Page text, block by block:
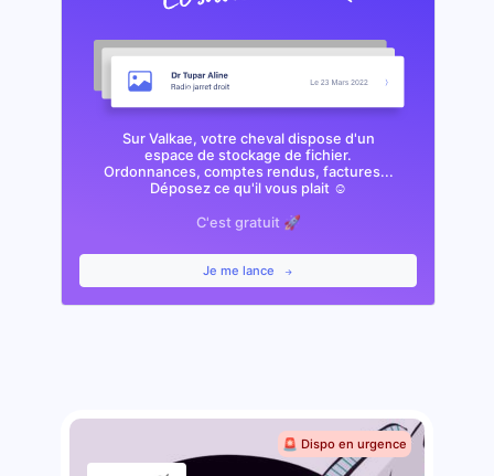
Sur Valkae, votre cheval dispose d'un
espace de stockage de fichier.
Ordonnances, comptes rendus, factures...
Déposez ce qu'il vous plait ☺️
C'est gratuit 🚀
Je me lance
🚨 Dispo en urgence